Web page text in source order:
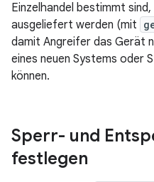
Einzelhandel bestimmt
ausgeliefert werden (mit
damit Angreifer das Gerät
eines neuen Systems oder
können.
Sperr- und
festlegen